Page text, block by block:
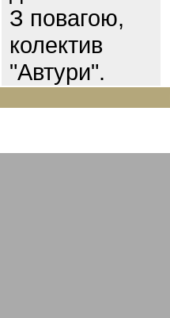
З повагою,
колектив
"Автури".